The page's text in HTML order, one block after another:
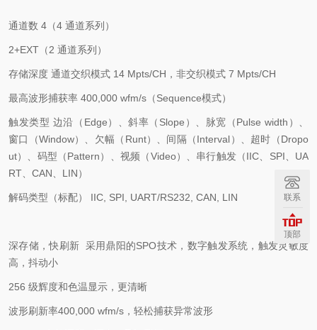
通道数 4 （4 通道系列）
2+EXT （2 通道系列）
存储深度 通道交织模式 14 Mpts/CH ，非交织模式 7 Mpts/CH
最高波形捕获率 400,000 wfm/s （Sequence模式）
触发类型 边沿（ Edge）、斜率（ Slope ）、脉宽（Pulse width ）、
窗口（Window）、欠幅（ Runt）、间隔（Interval）、超时（Dropo
ut）、码型（Pattern）、视频（Video）、串行触发（IIC SPI
UA
RT
CAN LIN）
解码类型（标配） IIC, SPI, UART/RS232, CAN, LIN
深存储，快刷新 采用鼎阳的SPO技术，数字触发系统，触发灵敏度
高，抖动小
256 级辉度和色温显示，更清晰
波形刷新率400,000 wfm/s ，轻松捕获异常波形
联系
顶部